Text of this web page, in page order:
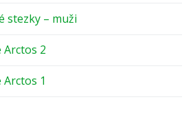
stezky – muži
Arctos 2
Arctos 1